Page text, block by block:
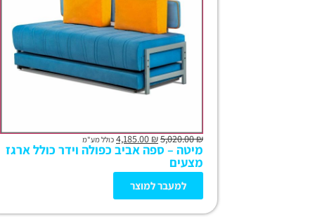
₪
5,020.00
₪ כולל מע"מ
מיטה – ספה אביב כפולה וידר כולל ארגז
מצעים
למעבר למוצר